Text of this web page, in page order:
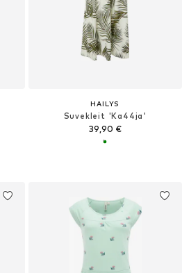
HAILYS
Suvekleit 'Ka44ja'
39,90 €